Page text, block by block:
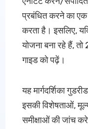
प्रबंधित करने का
करता है। इसलिए,
योजना बना रहे हैं,
गाइड को पढ़ें।
यह मार्गदर्शिका
इसकी विशेषताओं,
समीक्षाओं की जांच